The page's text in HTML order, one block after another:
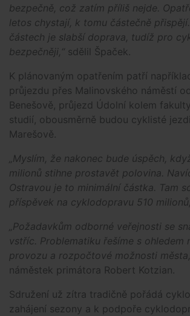
bezpečně, což zatím příliš nejde.
letos chystají, k tomu částečně
částech je slabší doprava, tudíž pro
bezpečněji,“ sdělil Špaček.
K plánovaným opatřením patří
průjezdu přes Malinovského náměstí
Benešově, průjezd Údolní kolem
studií, obousměrně budou cyklisté
Marešově.
„Myslím, že nakonec bude úspěch,
milionů stihne prostavět polovina.
Ostravou je to minimální částka. Tam
příspěvek na cyklodopravu 510
„Požadavkům odborné veřejnosti se
vstříc. Problematiku řešíme s ohledem
provozu a rozpočtové možnosti
náměstek primátora Robert Kotzian.
Sdružení už zítra tradičně pořádá
zahájení sezony a k podpoře